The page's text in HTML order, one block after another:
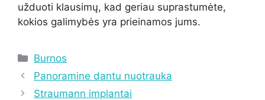
užduoti klausimų, kad geriau suprastumėte,
kokios galimybės yra prieinamos jums.
Kategorijos
Burnos
Panoramine dantu nuotrauka
Straumann implantai